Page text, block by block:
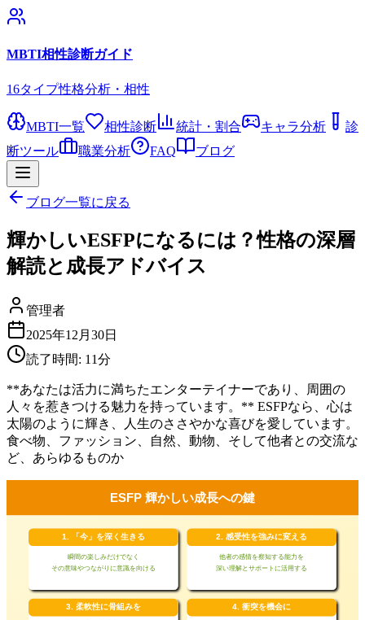
MBTI相性診断ガイド
16タイプ性格分析・相性
MBTI一覧 相性診断 統計・割合 キャラ分析
診
断ツール
職業分析 FAQ ブログ
ブログ一覧に戻る
輝かしいESFPになるには？性格の深層
解読と成長アドバイス
管理者
2025年12月30日
読了時間: 11分
**あなたは活力に満ちたエンターテイナーであり、周囲の
人々を惹きつける魅力を持っています。** ESFPなら、心は
太陽のように輝き、人生のささやかな喜びを愛しています。
食べ物、ファッション、自然、動物、そして他者との交流な
ど、あらゆるものか